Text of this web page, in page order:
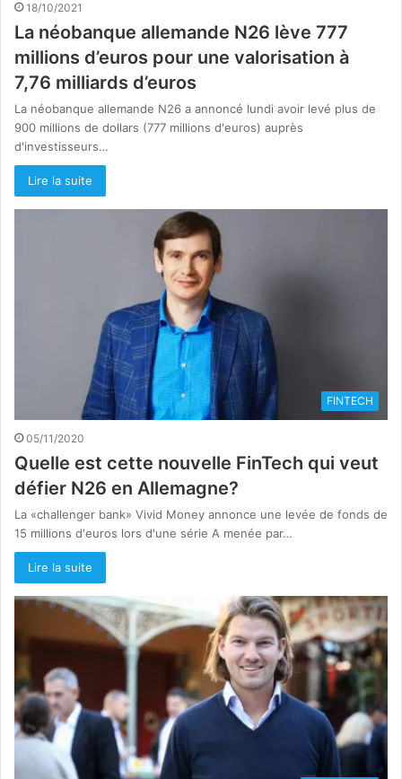
18/10/2021
La néobanque allemande N26 lève 777
millions d’euros pour une valorisation à
7,76 milliards d’euros
La néobanque allemande N26 a annoncé lundi avoir levé plus de
900 millions de dollars (777 millions d'euros) auprès
d'investisseurs…
Lire la suite
FINTECH
05/11/2020
Quelle est cette nouvelle FinTech qui veut
défier N26 en Allemagne?
La «challenger bank» Vivid Money annonce une levée de fonds de
15 millions d'euros lors d'une série A menée par…
Lire la suite